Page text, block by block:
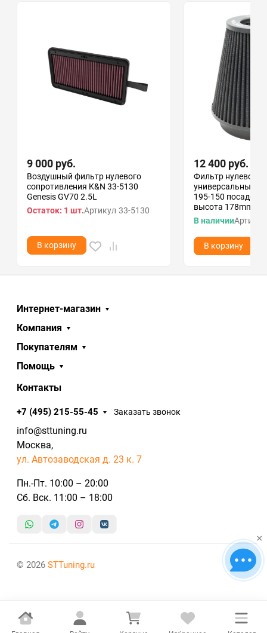
9 000 руб.
Воздушный фильтр нулевого
сопротивления K&N 33-5130
Genesis GV70 2.5L
Остаток: 1 шт.Артикул 33-5130
В корзину
12 400 руб.
Фильтр нулевого
универсальный
195-150
высота 178mm;
В наличииАртикул
В корзину
Интернет-магазин
Компания
Покупателям
Помощь
Контакты
+7 (495) 215-55-45 Заказать звонок
info@sttuning.ru
Москва,
ул. Автозаводская д. 23 к. 7
Пн.-Пт. 10:00 – 20:00
Сб. Вск. 11:00 – 18:00
© 2026 STTuning.ru
×